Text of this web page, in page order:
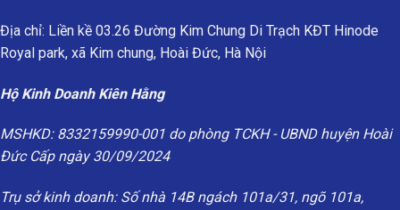
Địa chỉ: Liền kề 03.26 Đường Kim Chung Di Trạch KĐT Hinode
Royal park, xã Kim chung, Hoài Đức, Hà Nội
Hộ Kinh Doanh Kiên Hằng
MSHKD: 8332159990-001 do phòng TCKH - UBND huyện Hoài
Đức Cấp ngày 30/09/2024
Trụ sở kinh doanh: Số nhà 14B ngách 101a/31, ngõ 101a,